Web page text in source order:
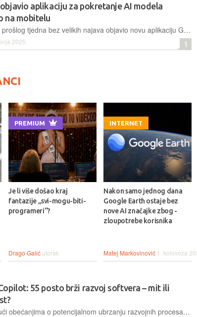
aplikaciju za pokretanje AI modela
na mobitelu
Google je prošlog tjedna bez velikih najava objavio novu aplikaciju Google AI Edge Gallery koja omogućuje korisnicima preuzimanje i pokretanje različitih AI modela direktno na njihovim pametnim telefonima, bez potrebe za internetskom vezom ili vanjskim uslugama
2025. 1
PREMIUM
Je li više došao kraj
fantazije „svi-mogu-biti-
programeri“?
Drago Galić utorak
INTERNET
Nakon samo jednog dana
Google Earth ostaje bez
nove AI značajke zbog -
zloupotrebe korisnika
Matej Markovinović 1. kolovoza
55 posto brži razvoj softvera – mit ili
Zahvaljujući obećanjima o potencijalnom ubrzanju razvojnih procesa, GitHubov alat Copilot privukao je velik interes programera. Ovaj članak donosi osvrt na GitHub Copilot i ocjenu njegova učinka na povećanje brzine razvoja softvera u praksi